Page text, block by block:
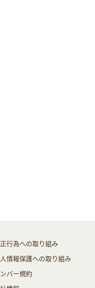
行為への取り組み
情報保護への取り組み
バー規約